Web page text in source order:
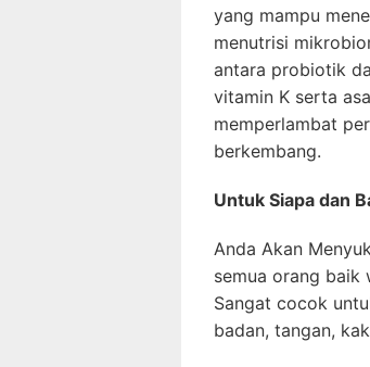
yang mampu
menutrisi
antara probiotik
vitamin K serta
memperlambat
berkembang.
Untuk Siapa dan
Anda Akan
semua orang baik
Sangat cocok
badan, tangan,